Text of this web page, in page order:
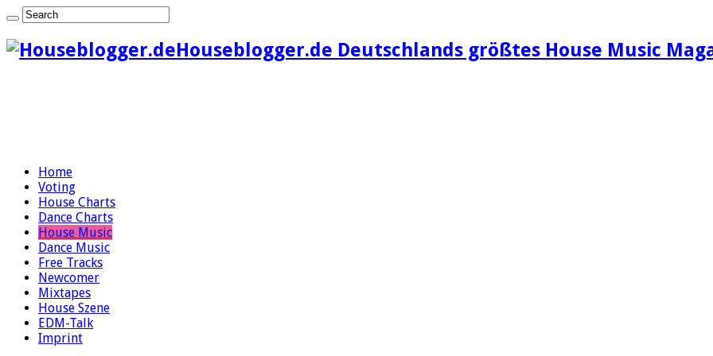
Houseblogger.de Deutschlands größtes House Music
Home
Voting
House Charts
Dance Charts
House Music
Dance Music
Free Tracks
Newcomer
Mixtapes
House Szene
EDM-Talk
Imprint